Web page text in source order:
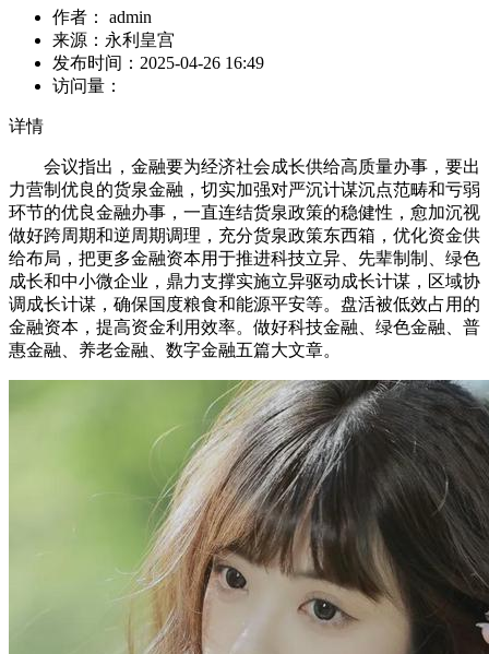
作者：
admin
来源： 永利皇宫
发布时间： 2025-04-26 16:49
访问量：
详情
会议指出，金融要为经济社会成长供给高质量办事，要出
力营制优良的货泉金融，切实加强对严沉计谋沉点范畴和亏弱
环节的优良金融办事，一直连结货泉政策的稳健性，愈加沉视
做好跨周期和逆周期调理，充分货泉政策东西箱，优化资金供
给布局，把更多金融资本用于推进科技立异、先辈制制、绿色
成长和中小微企业，鼎力支撑实施立异驱动成长计谋，区域协
调成长计谋，确保国度粮食和能源平安等。盘活被低效占用的
金融资本，提高资金利用效率。做好科技金融、绿色金融、普
惠金融、养老金融、数字金融五篇大文章。